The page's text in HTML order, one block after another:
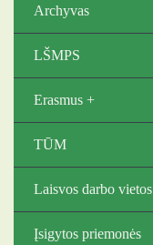
Archyvas
LŠMPS
Erasmus +
TŪM
Laisvos darbo vietos
Įsigytos priemonės